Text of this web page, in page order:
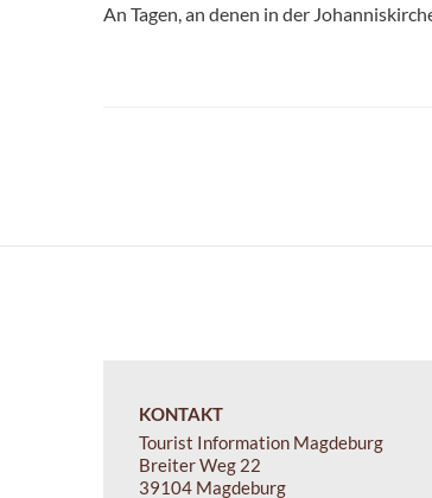
An Tagen, an denen in der
KONTAKT
Tourist Information Magdeburg
Breiter Weg 22
39104 Magdeburg